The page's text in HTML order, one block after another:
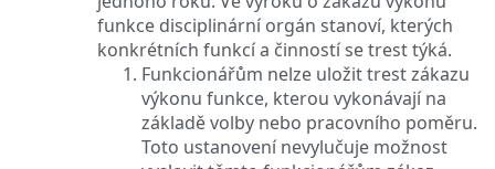
funkce disciplinární orgán stanoví, kterých
konkrétních funkcí a činností se trest týká.
Funkcionářům nelze uložit trest zákazu
výkonu funkce, kterou vykonávají na
základě volby nebo pracovního poměru.
Toto ustanovení nevylučuje možnost